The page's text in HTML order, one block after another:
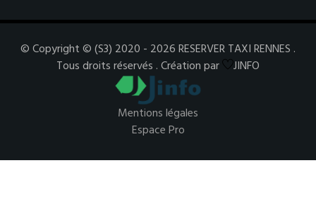
© Copyright © (S3) 2020 - 2026 RESERVER TAXI RENNES .
Tous droits réservés . Création par
JINFO
Mentions légales
Espace Pro